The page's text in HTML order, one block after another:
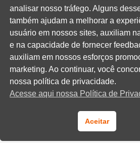
CONVENÇÃO COLETIVA E ACORDOS
Convenções Coletivas
Banco do Brasil
Caixa Econômica Federal
Banrisul
Privados
Cooperativas e Financeiras
analisar nosso tráfego. Alguns
também ajudam a melhorar a
usuário em nossos sites, auxiliam
e na capacidade de fornecer
auxiliam em nossos esforços
marketing. Ao continuar, você
nossa política de privacidade.
Acesse aqui nossa Política de
Aceitar